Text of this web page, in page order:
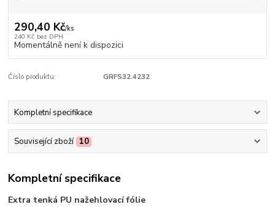
290,40 Kč/ks
240 Kč bez DPH
Momentálně není k dispozici
Číslo produktu: GRFS32.4232
Kompletní specifikace
Související zboží 10
Kompletní specifikace
Extra tenká PU nažehlovací fólie